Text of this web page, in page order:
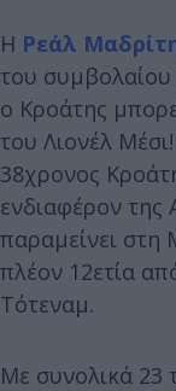
Η Ρεάλ
του συμβολαίου
ο Κροάτης
του Λιονέλ
38χρονος
ενδιαφέρον της
παραμείνει
πλέον 12ετία
Τότεναμ.
Με συνολικά 23